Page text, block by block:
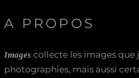
A PROPOS
Images collecte les images que
photographies, mais aussi